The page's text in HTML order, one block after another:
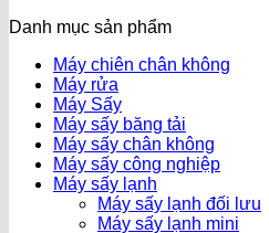
Danh mục sản phẩm
Máy chiên chân không
Máy rửa
Máy Sấy
Máy sấy băng tải
Máy sấy chân không
Máy sấy công nghiệp
Máy sấy lạnh
Máy sấy lạnh đối lưu
Máy sấy lạnh mini